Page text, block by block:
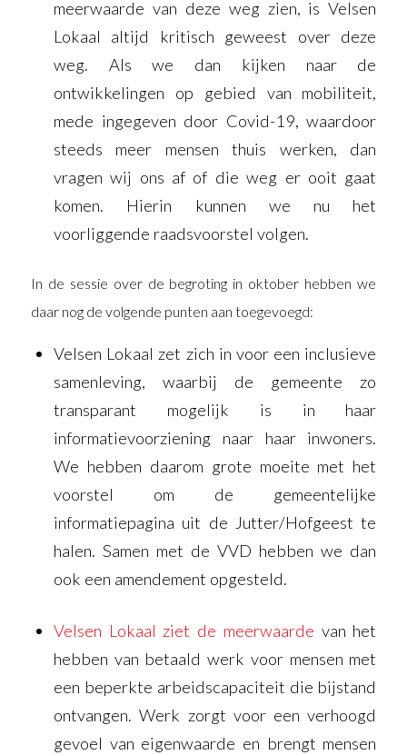
meerwaarde van deze weg zien, is Velsen
Lokaal altijd kritisch geweest over deze
weg. Als we dan kijken naar de
ontwikkelingen op gebied van mobiliteit,
mede ingegeven door Covid-19, waardoor
steeds meer mensen thuis werken, dan
vragen wij ons af of die weg er ooit gaat
komen. Hierin kunnen we nu het
voorliggende raadsvoorstel volgen.
In de sessie over de begroting in oktober hebben we
daar nog de volgende punten aan toegevoegd:
Velsen Lokaal zet zich in voor een inclusieve
samenleving, waarbij de gemeente zo
transparant mogelijk is in haar
informatievoorziening naar haar inwoners.
We hebben daarom grote moeite met het
voorstel om de gemeentelijke
informatiepagina uit de Jutter/Hofgeest te
halen. Samen met de VVD hebben we dan
ook een amendement opgesteld.
Velsen Lokaal ziet de meerwaarde van het
hebben van betaald werk voor mensen met
een beperkte arbeidscapaciteit die bijstand
ontvangen. Werk zorgt voor een verhoogd
gevoel van eigenwaarde en brengt mensen